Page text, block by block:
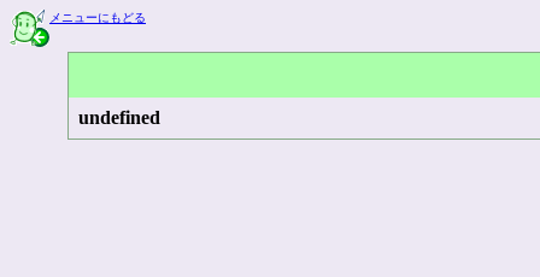
メニューにもどる
undefined